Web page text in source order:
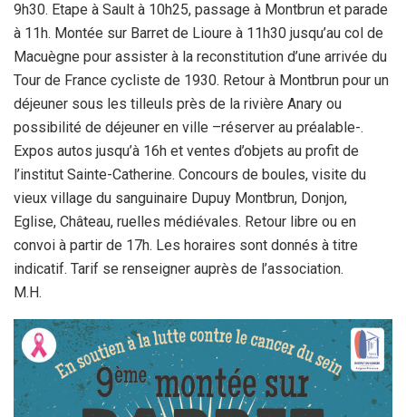
9h30. Etape à Sault à 10h25, passage à Montbrun et parade
à 11h. Montée sur Barret de Lioure à 11h30 jusqu’au col de
Macuègne pour assister à la reconstitution d’une arrivée du
Tour de France cycliste de 1930. Retour à Montbrun pour un
déjeuner sous les tilleuls près de la rivière Anary ou
possibilité de déjeuner en ville –réserver au préalable-.
Expos autos jusqu’à 16h et ventes d’objets au profit de
l’institut Sainte-Catherine. Concours de boules, visite du
vieux village du sanguinaire Dupuy Montbrun, Donjon,
Eglise, Château, ruelles médiévales. Retour libre ou en
convoi à partir de 17h. Les horaires sont donnés à titre
indicatif. Tarif se renseigner auprès de l’association.
M.H.